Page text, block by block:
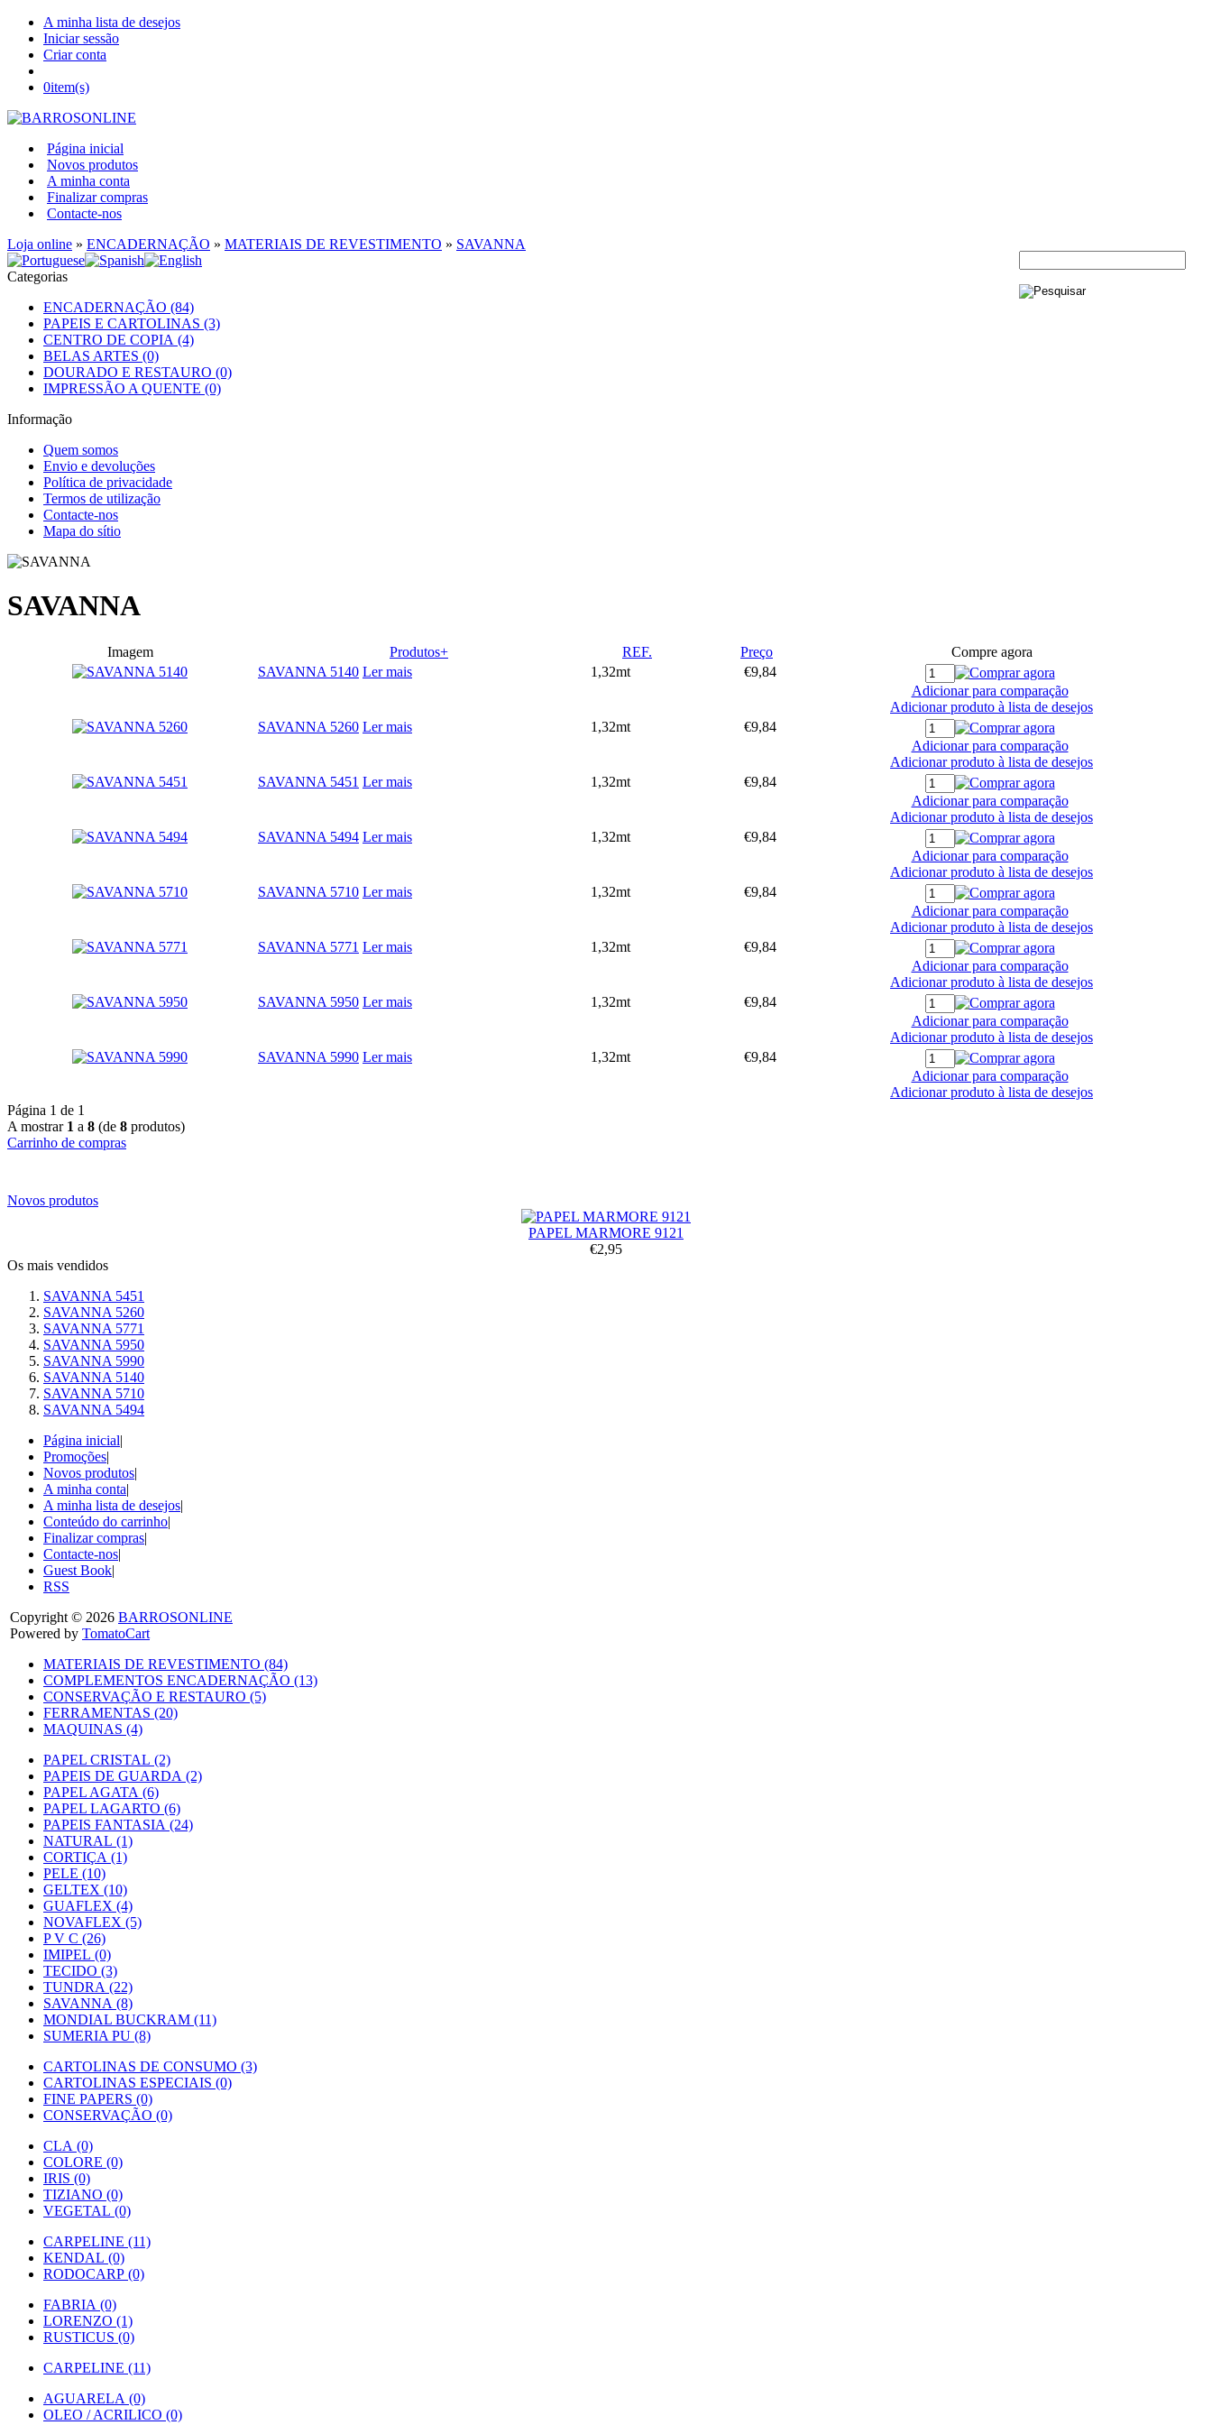
A minha lista de desejos
Iniciar sessão
Criar conta
0item(s)
Página inicial
Novos produtos
A minha conta
Finalizar compras
Contacte-nos
Loja online » ENCADERNAÇÃO » MATERIAIS DE REVESTIMENTO » SAVANNA
Categorias
ENCADERNAÇÃO (84)
PAPEIS E CARTOLINAS (3)
CENTRO DE COPIA (4)
BELAS ARTES (0)
DOURADO E RESTAURO (0)
IMPRESSÃO A QUENTE (0)
Informação
Quem somos
Envio e devoluções
Política de privacidade
Termos de utilização
Contacte-nos
Mapa do sítio
SAVANNA
Imagem Produtos+ REF. Preço
Compre agora
SAVANNA 5140 Ler mais 1,32mt
€9,84
Adicionar para comparação
Adicionar produto à lista de desejos
SAVANNA 5260 Ler mais 1,32mt
€9,84
Adicionar para comparação
Adicionar produto à lista de desejos
SAVANNA 5451 Ler mais 1,32mt
€9,84
Adicionar para comparação
Adicionar produto à lista de desejos
SAVANNA 5494 Ler mais 1,32mt
€9,84
Adicionar para comparação
Adicionar produto à lista de desejos
SAVANNA 5710 Ler mais 1,32mt
€9,84
Adicionar para comparação
Adicionar produto à lista de desejos
SAVANNA 5771 Ler mais 1,32mt
€9,84
Adicionar para comparação
Adicionar produto à lista de desejos
SAVANNA 5950 Ler mais 1,32mt
€9,84
Adicionar para comparação
Adicionar produto à lista de desejos
SAVANNA 5990 Ler mais 1,32mt
€9,84
Adicionar para comparação
Adicionar produto à lista de desejos
Página 1 de 1
A mostrar 1 a 8 (de 8 produtos)
Carrinho de compras
Novos produtos
PAPEL MARMORE 9121
€2,95
Os mais vendidos
SAVANNA 5451
SAVANNA 5260
SAVANNA 5771
SAVANNA 5950
SAVANNA 5990
SAVANNA 5140
SAVANNA 5710
SAVANNA 5494
Página inicial|
Promoções|
Novos produtos|
A minha conta|
A minha lista de desejos|
Conteúdo do carrinho|
Finalizar compras|
Contacte-nos|
Guest Book|
RSS
Copyright © 2026 BARROSONLINE
Powered by TomatoCart
MATERIAIS DE REVESTIMENTO (84)
COMPLEMENTOS ENCADERNAÇÃO (13)
CONSERVAÇÃO E RESTAURO (5)
FERRAMENTAS (20)
MAQUINAS (4)
PAPEL CRISTAL (2)
PAPEIS DE GUARDA (2)
PAPEL AGATA (6)
PAPEL LAGARTO (6)
PAPEIS FANTASIA (24)
NATURAL (1)
CORTIÇA (1)
PELE (10)
GELTEX (10)
GUAFLEX (4)
NOVAFLEX (5)
P V C (26)
IMIPEL (0)
TECIDO (3)
TUNDRA (22)
SAVANNA (8)
MONDIAL BUCKRAM (11)
SUMERIA PU (8)
CARTOLINAS DE CONSUMO (3)
CARTOLINAS ESPECIAIS (0)
FINE PAPERS (0)
CONSERVAÇÃO (0)
CLA (0)
COLORE (0)
IRIS (0)
TIZIANO (0)
VEGETAL (0)
CARPELINE (11)
KENDAL (0)
RODOCARP (0)
FABRIA (0)
LORENZO (1)
RUSTICUS (0)
CARPELINE (11)
AGUARELA (0)
OLEO / ACRILICO (0)